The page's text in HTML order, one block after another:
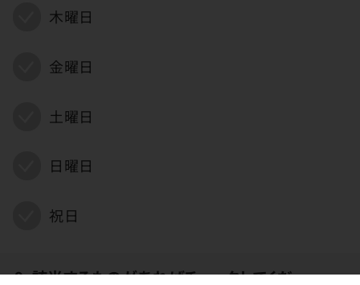
木曜日
金曜日
土曜日
日曜日
祝日
9. 該当するものがあればチェックしてくだ